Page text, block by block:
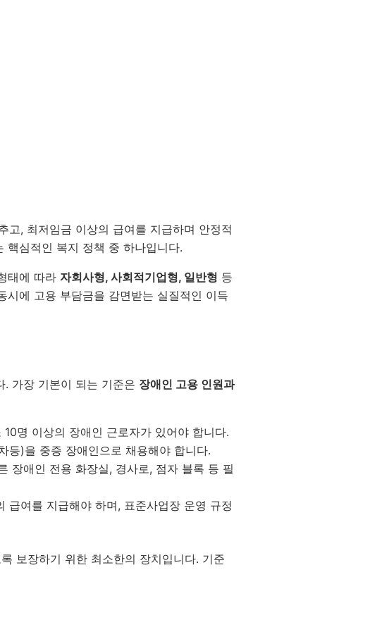
고, 최저임금 이상의 급여를 지급하며 안정적
핵심적인 복지 정책 중 하나입니다.
태에 따라 자회사형, 사회적기업형, 일반형 등
에 고용 부담금을 감면받는 실질적인 이득
. 가장 기본이 되는 기준은 장애인 고용 인원과
명 이상의 장애인 근로자가 있어야 합니다.
등)을 중증 장애인으로 채용해야 합니다.
장애인 전용 화장실, 경사로, 점자 블록 등 필
급여를 지급해야 하며, 표준사업장 운영 규정
보장하기 위한 최소한의 장치입니다. 기준